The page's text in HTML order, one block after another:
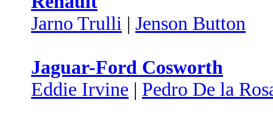
Jarno Trulli | Jenson Button
Jaguar-Ford Cosworth
Eddie Irvine | Pedro De la